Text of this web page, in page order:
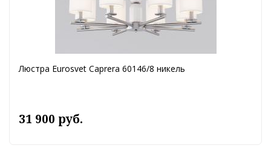
Люстра Eurosvet Caprera 60146/8 никель
31 900 руб.